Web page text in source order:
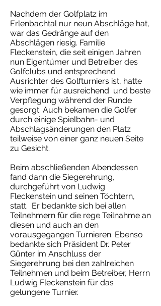
Nachdem der Golfplatz im
Erlenbachtal nur neun Abschläge hat,
war das Gedränge auf den
Abschlägen riesig. Familie
Fleckenstein, die seit einigen Jahren
nun Eigentümer und Betreiber des
Golfclubs und entsprechend
Ausrichter des Golfturniers ist, hatte
wie immer für ausreichend und beste
Verpflegung während der Runde
gesorgt. Auch bekamen die Golfer
durch einige Spielbahn- und
Abschlagsänderungen den Platz
teilweise von einer ganz neuen Seite
zu Gesicht.
Beim abschließenden Abendessen
fand dann die Siegerehrung,
durchgeführt von Ludwig
Fleckenstein und seinen Töchtern,
statt. Er bedankte sich bei allen
Teilnehmern für die rege Teilnahme an
diesen und auch an den
vorausgegangen Turnieren. Ebenso
bedankte sich Präsident Dr. Peter
Günter im Anschluss der
Siegerehrung bei den zahlreichen
Teilnehmen und beim Betreiber, Herrn
Ludwig Fleckenstein für das
gelungene Turnier.